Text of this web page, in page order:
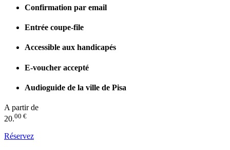
Confirmation par email
Entrée coupe-file
Accessible aux handicapés
E-voucher accepté
Audioguide de la ville de Pisa
A partir de
20.00 €
Réservez